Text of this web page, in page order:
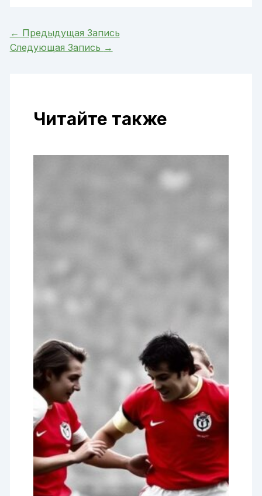
← Предыдущая Запись
Следующая Запись →
Читайте также